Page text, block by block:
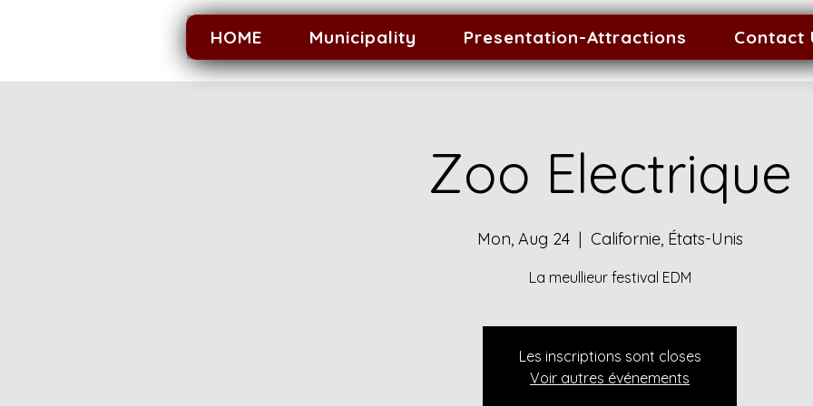
HOME Municipality Presentation-Attractions Contact
Zoo Electrique
Mon, Aug 24
  |
Californie, États-Unis
La meullieur festival EDM
Les inscriptions sont closes
Voir autres événements